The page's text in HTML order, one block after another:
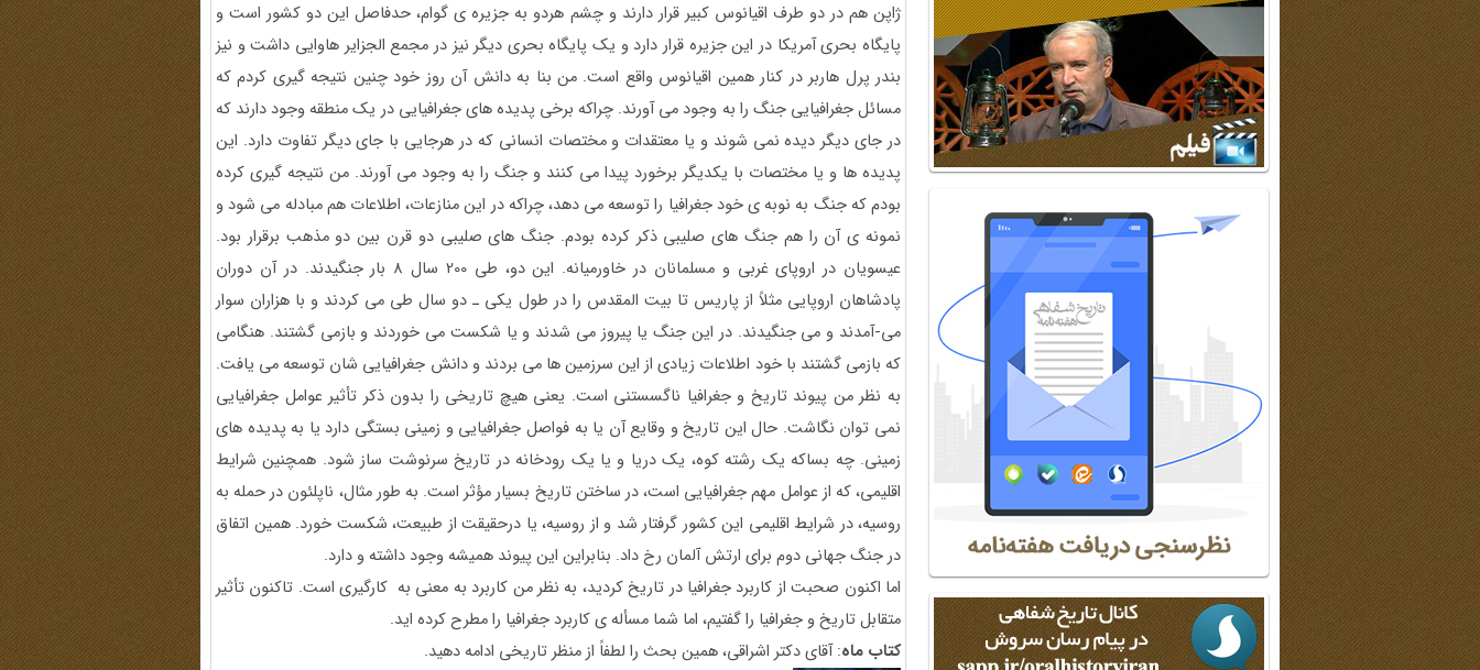
ژاپن هم در دو طرف اقیانوس کبیر قرار دارند و چشم هردو به جزیره ی گوام، حدفاصل این دو کشور است و
پایگاه بحری آمریکا در این جزیره قرار دارد و یک پایگاه بحری دیگر نیز در مجمع الجزایر هاوایی داشت و نیز
بندر پرل هاربر در کنار همین اقیانوس واقع است. من بنا به دانش آن روز خود چنین نتیجه گیری کردم که
مسائل جغرافیایی جنگ را به وجود می آورند. چراکه برخی پدیده های جغرافیایی در یک منطقه وجود دارند که
در جای دیگر دیده نمی شوند و یا معتقدات و مختصات انسانی که در هرجایی با جای دیگر تفاوت دارد. این
پدیده ها و یا مختصات با یکدیگر برخورد پیدا می کنند و جنگ را به وجود می آورند. من نتیجه گیری کرده
بودم که جنگ به نوبه ی خود جغرافیا را توسعه می دهد، چراکه در این منازعات، اطلاعات هم مبادله می شود و
نمونه ی آن را هم جنگ های صلیبی ذکر کرده بودم. جنگ های صلیبی دو قرن بین دو مذهب برقرار بود.
عیسویان در اروپای غربی و مسلمانان در خاورمیانه. این دو، طی 200 سال 8 بار جنگیدند. در آن دوران
پادشاهان اروپایی مثلاً از پاریس تا بیت المقدس را در طول یکی ـ دو سال طی می کردند و با هزاران سوار
می-آمدند و می جنگیدند. در این جنگ یا پیروز می شدند و یا شکست می خوردند و بازمی گشتند. هنگامی
که بازمی گشتند با خود اطلاعات زیادی از این سرزمین ها می بردند و دانش جغرافیایی شان توسعه می یافت.
به نظر من پیوند تاریخ و جغرافیا ناگسستنی است. یعنی هیچ تاریخی را بدون ذکر تأثیر عوامل جغرافیایی
نمی توان نگاشت. حال این تاریخ و وقایع آن یا به فواصل جغرافیایی و زمینی بستگی دارد یا به پدیده های
زمینی. چه بساکه یک رشته کوه، یک دریا و یا یک رودخانه در تاریخ سرنوشت ساز شود. همچنین شرایط
اقلیمی، که از عوامل مهم جغرافیایی است، در ساختن تاریخ بسیار مؤثر است. به طور مثال، ناپلئون در حمله به
روسیه، در شرایط اقلیمی این کشور گرفتار شد و از روسیه، یا درحقیقت از طبیعت، شکست خورد. همین اتفاق
در جنگ جهانی دوم برای ارتش آلمان رخ داد. بنابراین این پیوند همیشه وجود داشته و دارد.
اما اکنون صحبت از کاربرد جغرافیا در تاریخ کردید، به نظر من کاربرد به معنی به کارگیری است. تاکنون تأثیر
متقابل تاریخ و جغرافیا را گفتیم، اما شما مسأله ی کاربرد جغرافیا را مطرح کرده اید.
کتاب ماه: آقای دکتر اشراقی، همین بحث را لطفاً از منظر تاریخی ادامه دهید.